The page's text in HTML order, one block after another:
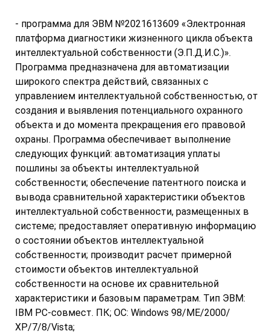
- программа для ЭВМ №2021613609 «Электронная
платформа диагностики жизненного цикла объекта
интеллектуальной собственности (Э.П.Д.И.С.)».
Программа предназначена для автоматизации
широкого спектра действий, связанных с
управлением интеллектуальной собственностью, от
создания и выявления потенциального охранного
объекта и до момента прекращения его правовой
охраны. Программа обеспечивает выполнение
следующих функций: автоматизация уплаты
пошлины за объекты интеллектуальной
собственности; обеспечение патентного поиска и
вывода сравнительной характеристики объектов
интеллектуальной собственности, размещенных в
системе; предоставляет оперативную информацию
о состоянии объектов интеллектуальной
собственности; производит расчет примерной
стоимости объектов интеллектуальной
собственности на основе их сравнительной
характеристики и базовым параметрам. Тип ЭВМ:
IBM PC-совмест. ПК; ОС: Windows 98/ME/2000/
ХР/7/8/Vista;